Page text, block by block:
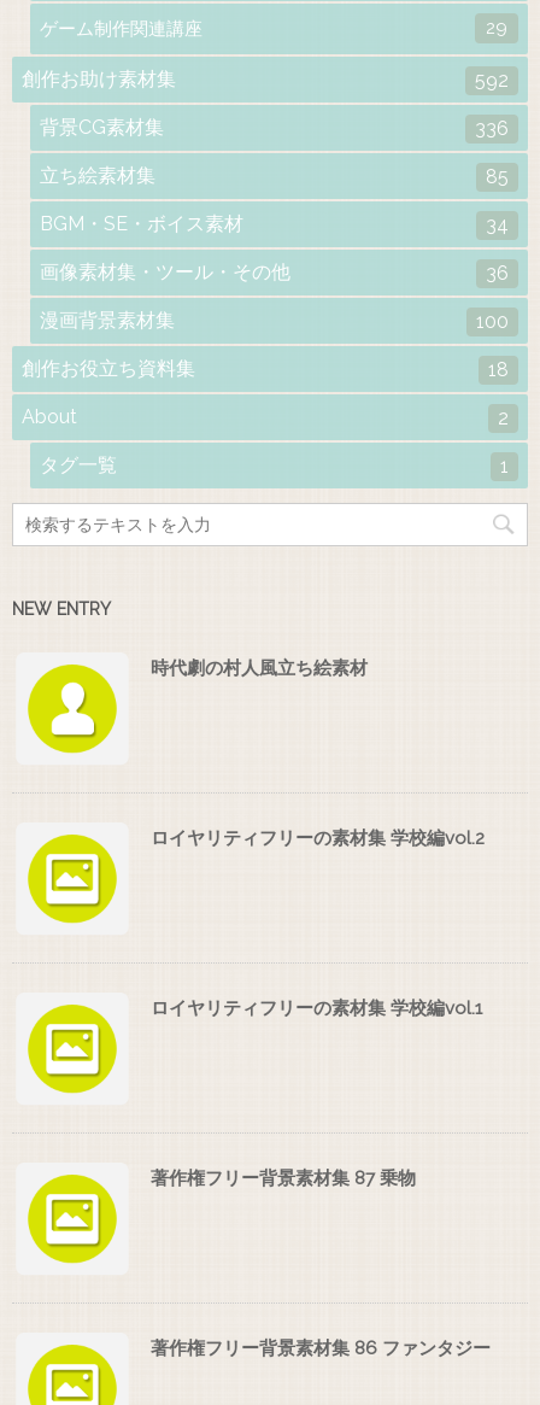
ゲーム制作関連講座 29
創作お助け素材集 592
背景CG素材集 336
立ち絵素材集 85
BGM・SE・ボイス素材 34
画像素材集・ツール・その他 36
漫画背景素材集 100
創作お役立ち資料集 18
About 2
タグ一覧 1
NEW ENTRY
時代劇の村人風立ち絵素材
ロイヤリティフリーの素材集 学校編vol.2
ロイヤリティフリーの素材集 学校編vol.1
著作権フリー背景素材集 87 乗物
著作権フリー背景素材集 86 ファンタジー